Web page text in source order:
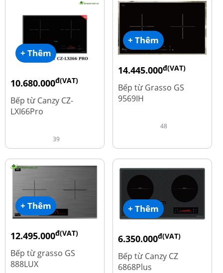
+ Thêm
10.680.000đ(VAT)
Bếp từ Canzy CZ-
LXI66Pro
39
+ Thêm
14.445.000đ(VAT)
19.260.000
Bếp từ Grasso GS
9569IH
48
+ Thêm
12.495.000đ(VAT)
16.660.000
Bếp từ grasso GS
888LUX
+ Thêm
6.350.000đ(VAT)
Bếp từ Canzy CZ
6868Plus